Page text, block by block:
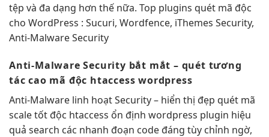
tệp và đa dạng hơn thế nữa. Top plugins quét mã độc
cho WordPress : Sucuri, Wordfence, iThemes Security,
Anti-Malware Security
Anti-Malware Security bắt mắt – quét tương
tác cao mã độc htaccess wordpress
Anti-Malware linh hoạtSecurity – hiển thị đẹp quét mã
scale tốt độc htaccess ổn định wordpress plugin hiệu
quả search các nhanh đoạn code đáng tùy chỉnh ngờ,